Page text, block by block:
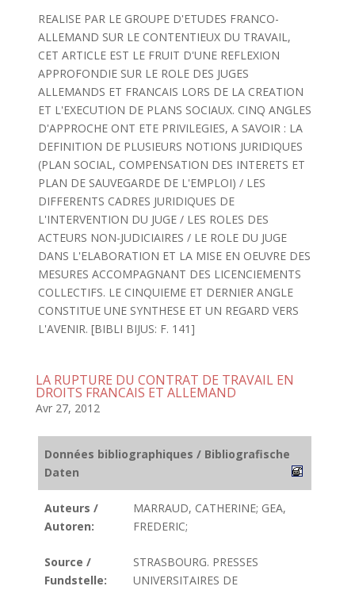
REALISE PAR LE GROUPE D'ETUDES FRANCO-
ALLEMAND SUR LE CONTENTIEUX DU TRAVAIL,
CET ARTICLE EST LE FRUIT D'UNE REFLEXION
APPROFONDIE SUR LE ROLE DES JUGES
ALLEMANDS ET FRANCAIS LORS DE LA CREATION
ET L'EXECUTION DE PLANS SOCIAUX. CINQ ANGLES
D'APPROCHE ONT ETE PRIVILEGIES, A SAVOIR : LA
DEFINITION DE PLUSIEURS NOTIONS JURIDIQUES
(PLAN SOCIAL, COMPENSATION DES INTERETS ET
PLAN DE SAUVEGARDE DE L'EMPLOI) / LES
DIFFERENTS CADRES JURIDIQUES DE
L'INTERVENTION DU JUGE / LES ROLES DES
ACTEURS NON-JUDICIAIRES / LE ROLE DU JUGE
DANS L'ELABORATION ET LA MISE EN OEUVRE DES
MESURES ACCOMPAGNANT DES LICENCIEMENTS
COLLECTIFS. LE CINQUIEME ET DERNIER ANGLE
CONSTITUE UNE SYNTHESE ET UN REGARD VERS
L'AVENIR. [BIBLI BIJUS: F. 141]
LA RUPTURE DU CONTRAT DE TRAVAIL EN
DROITS FRANCAIS ET ALLEMAND
Avr 27, 2012
Données bibliographiques / Bibliografische
Daten
Auteurs /
Autoren:
MARRAUD, CATHERINE; GEA,
FREDERIC;
Source /
Fundstelle:
STRASBOURG. PRESSES
UNIVERSITAIRES DE